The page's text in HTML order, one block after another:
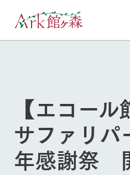
牧場へ行
よく見られ
今日の牧
場・営業
案内
ホーム
Ark館ヶ森について
【エコー
サファリ
年感謝祭